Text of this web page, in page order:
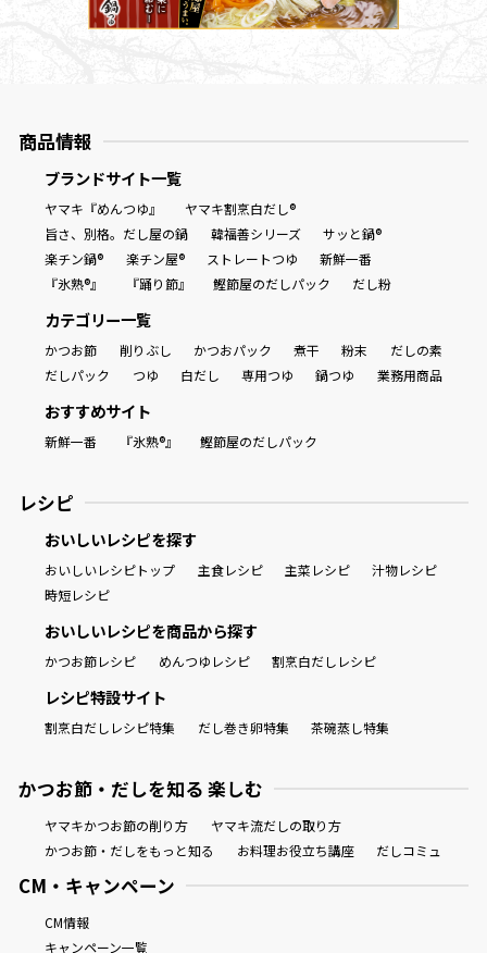
商品情報一覧
新鮮一番
氷熟®︎
だしパック
商品情報
ブランドサイト一覧
ヤマキ『めんつゆ』
ヤマキ割烹白だし®
旨さ、別格。だし屋の鍋
韓福善シリーズ
サッと鍋®
楽チン鍋®
楽チン屋® ストレートつゆ
新鮮一番
『氷熟®』
『踊り節』 鰹節屋のだしパック だし粉
カテゴリー一覧
かつお節 削りぶし かつおパック 煮干 粉末
だしの素
だしパック
つゆ 白だし 専用つゆ 鍋つゆ 業務用商品
おすすめサイト
新鮮一番 『氷熟®』 鰹節屋のだしパック
レシピ
おいしいレシピを探す
おいしいレシピトップ 主食レシピ 主菜レシピ
汁物レシピ
時短レシピ
おいしいレシピを商品から探す
かつお節レシピ めんつゆレシピ 割烹白だしレシピ
レシピ特設サイト
割烹白だしレシピ特集 だし巻き卵特集 茶碗蒸し特集
かつお節・だしを知る 楽しむ
ヤマキかつお節の削り方
ヤマキ流だしの取り方
かつお節・だしをもっと知る
お料理お役立ち講座 だしコミュ
CM・キャンペーン
CM情報
キャンペーン一覧